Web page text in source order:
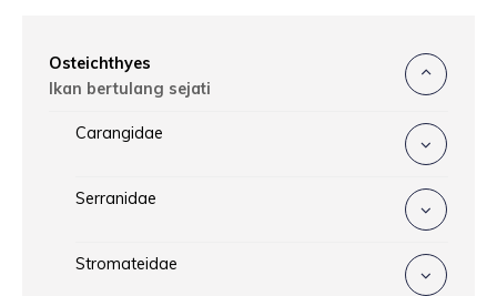
Osteichthyes
Ikan bertulang sejati
Carangidae
Serranidae
Stromateidae